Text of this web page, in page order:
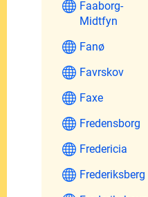
Faaborg-
Midtfyn
Fanø
Favrskov
Faxe
Fredensborg
Fredericia
Frederiksberg